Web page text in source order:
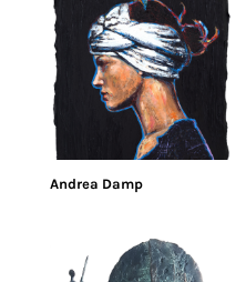
Andrea Damp